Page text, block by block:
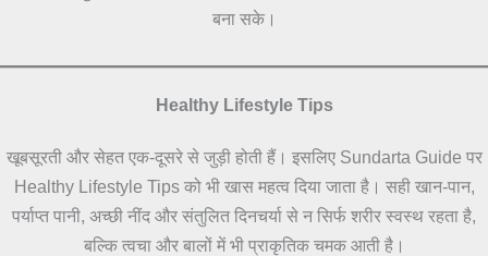
बना सके।
Healthy Lifestyle Tips
खूबसूरती और सेहत एक-दूसरे से जुड़ी होती हैं। इसलिए Sundarta Guide पर
Healthy Lifestyle Tips को भी खास महत्व दिया जाता है। सही खान-पान,
पर्याप्त पानी, अच्छी नींद और संतुलित दिनचर्या से न सिर्फ शरीर स्वस्थ रहता है,
बल्कि त्वचा और बालों में भी प्राकृतिक चमक आती है।